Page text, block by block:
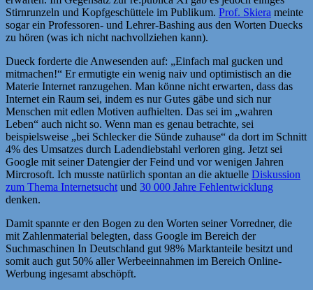
Stirnrunzeln und Kopfgeschüttele im Publikum. Prof. Skiera meinte
sogar ein Professoren- und Lehrer-Bashing aus den Worten Duecks
zu hören (was ich nicht nachvollziehen kann).
Dueck forderte die Anwesenden auf: „Einfach mal gucken und
mitmachen!“ Er ermutigte ein wenig naiv und optimistisch an die
Materie Internet ranzugehen. Man könne nicht erwarten, dass das
Internet ein Raum sei, indem es nur Gutes gäbe und sich nur
Menschen mit edlen Motiven aufhielten. Das sei im „wahren
Leben“ auch nicht so. Wenn man es genau betrachte, sei
beispielsweise „bei Schlecker die Sünde zuhause“ da dort im Schnitt
4% des Umsatzes durch Ladendiebstahl verloren ging. Jetzt sei
Google mit seiner Datengier der Feind und vor wenigen Jahren
Mircrosoft. Ich musste natürlich spontan an die aktuelle Diskussion
zum Thema Internetsucht und 30 000 Jahre Fehlentwicklung
denken.
Damit spannte er den Bogen zu den Worten seiner Vorredner, die
mit Zahlenmaterial belegten, dass Google im Bereich der
Suchmaschinen In Deutschland gut 98% Marktanteile besitzt und
somit auch gut 50% aller Werbeeinnahmen im Bereich Online-
Werbung ingesamt abschöpft.